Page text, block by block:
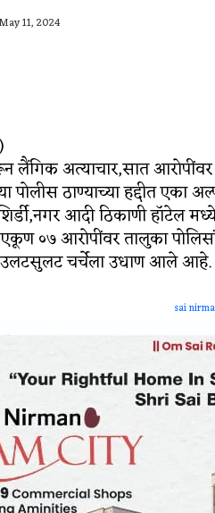
11, 2024
Email
अत्याचार,सात आरोपींवर
पोलीस ठाण्याच्या हद्दीत
आदी ठिकाणी हॉटेल
०७ आरोपींवर तालुका
उलटसुलट चर्चेला उधाण आले आहे.
sai